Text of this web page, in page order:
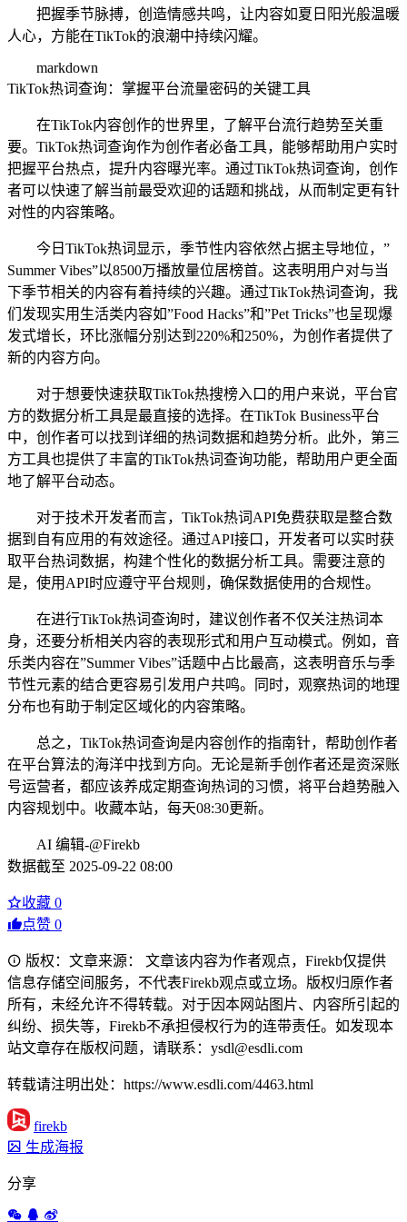
把握季节脉搏，创造情感共鸣，让内容如夏日阳光般温暖
人心，方能在TikTok的浪潮中持续闪耀。
markdown
TikTok热词查询：掌握平台流量密码的关键工具
在TikTok内容创作的世界里，了解平台流行趋势至关重
要。TikTok热词查询作为创作者必备工具，能够帮助用户实时
把握平台热点，提升内容曝光率。通过TikTok热词查询，创作
者可以快速了解当前最受欢迎的话题和挑战，从而制定更有针
对性的内容策略。
今日TikTok热词显示，季节性内容依然占据主导地位，”
Summer Vibes”以8500万播放量位居榜首。这表明用户对与当
下季节相关的内容有着持续的兴趣。通过TikTok热词查询，我
们发现实用生活类内容如”Food Hacks”和”Pet Tricks”也呈现爆
发式增长，环比涨幅分别达到220%和250%，为创作者提供了
新的内容方向。
对于想要快速获取TikTok热搜榜入口的用户来说，平台官
方的数据分析工具是最直接的选择。在TikTok Business平台
中，创作者可以找到详细的热词数据和趋势分析。此外，第三
方工具也提供了丰富的TikTok热词查询功能，帮助用户更全面
地了解平台动态。
对于技术开发者而言，TikTok热词API免费获取是整合数
据到自有应用的有效途径。通过API接口，开发者可以实时获
取平台热词数据，构建个性化的数据分析工具。需要注意的
是，使用API时应遵守平台规则，确保数据使用的合规性。
在进行TikTok热词查询时，建议创作者不仅关注热词本
身，还要分析相关内容的表现形式和用户互动模式。例如，音
乐类内容在”Summer Vibes”话题中占比最高，这表明音乐与季
节性元素的结合更容易引发用户共鸣。同时，观察热词的地理
分布也有助于制定区域化的内容策略。
总之，TikTok热词查询是内容创作的指南针，帮助创作者
在平台算法的海洋中找到方向。无论是新手创作者还是资深账
号运营者，都应该养成定期查询热词的习惯，将平台趋势融入
内容规划中。收藏本站，每天08:30更新。
AI 编辑-@Firekb
数据截至 2025-09-22 08:00
收藏 0
点赞 0
版权：文章来源： 文章该内容为作者观点，Firekb仅提供
信息存储空间服务，不代表Firekb观点或立场。版权归原作者
所有，未经允许不得转载。对于因本网站图片、内容所引起的
纠纷、损失等，Firekb不承担侵权行为的连带责任。如发现本
站文章存在版权问题，请联系：ysdl@esdli.com
转载请注明出处：https://www.esdli.com/4463.html
firekb
生成海报
分享